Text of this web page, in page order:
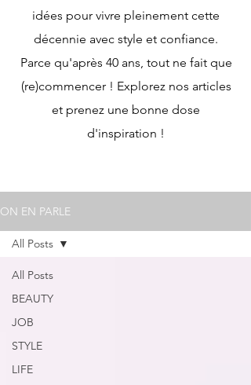
idées pour vivre pleinement cette
décennie avec style et confiance.
Parce qu'après 40 ans, tout ne fait que
(re)commencer ! Explorez nos articles
et prenez une bonne dose
d'inspiration !
ON EN PARLE
All Posts
BEAUTY
JOB
STYLE
LIFE
All Posts